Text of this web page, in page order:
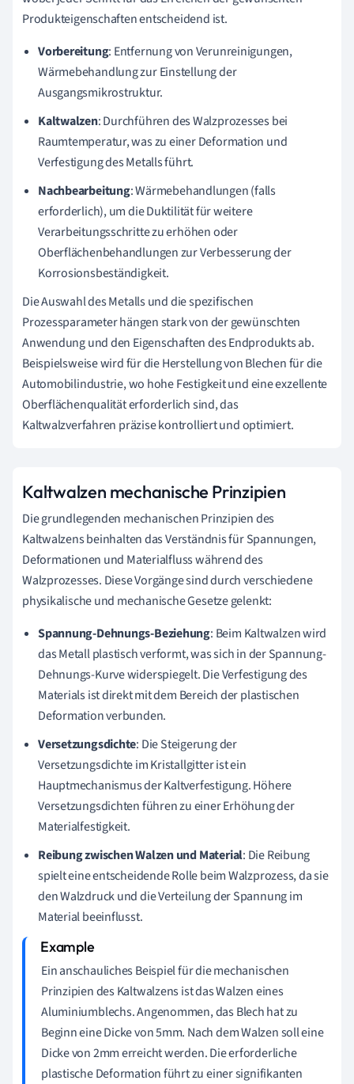
Produkteigenschaften entscheidend ist.
Vorbereitung: Entfernung von Verunreinigungen,
Wärmebehandlung zur Einstellung der
Ausgangsmikrostruktur.
Kaltwalzen: Durchführen des Walzprozesses bei
Raumtemperatur, was zu einer Deformation und
Verfestigung des Metalls führt.
Nachbearbeitung: Wärmebehandlungen (falls
erforderlich), um die Duktilität für weitere
Verarbeitungsschritte zu erhöhen oder
Oberflächenbehandlungen zur Verbesserung der
Korrosionsbeständigkeit.
Die Auswahl des Metalls und die spezifischen
Prozessparameter hängen stark von der gewünschten
Anwendung und den Eigenschaften des Endprodukts ab.
Beispielsweise wird für die Herstellung von Blechen für die
Automobilindustrie, wo hohe Festigkeit und eine exzellente
Oberflächenqualität erforderlich sind, das
Kaltwalzverfahren präzise kontrolliert und optimiert.
Kaltwalzen mechanische Prinzipien
Die grundlegenden mechanischen Prinzipien des
Kaltwalzens beinhalten das Verständnis für Spannungen,
Deformationen und Materialfluss während des
Walzprozesses. Diese Vorgänge sind durch verschiedene
physikalische und mechanische Gesetze gelenkt:
Spannung-Dehnungs-Beziehung: Beim Kaltwalzen wird
das Metall plastisch verformt, was sich in der Spannung-
Dehnungs-Kurve widerspiegelt. Die Verfestigung des
Materials ist direkt mit dem Bereich der plastischen
Deformation verbunden.
Versetzungsdichte: Die Steigerung der
Versetzungsdichte im Kristallgitter ist ein
Hauptmechanismus der Kaltverfestigung. Höhere
Versetzungsdichten führen zu einer Erhöhung der
Materialfestigkeit.
Reibung zwischen Walzen und Material: Die Reibung
spielt eine entscheidende Rolle beim Walzprozess, da sie
den Walzdruck und die Verteilung der Spannung im
Material beeinflusst.
Ein anschauliches Beispiel für die mechanischen
Prinzipien des Kaltwalzens ist das Walzen eines
Aluminiumblechs. Angenommen, das Blech hat zu
Beginn eine Dicke von 5mm. Nach dem Walzen soll eine
Dicke von 2mm erreicht werden. Die erforderliche
plastische Deformation führt zu einer signifikanten